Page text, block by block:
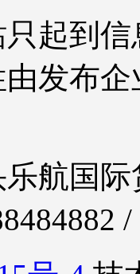
起到
发布
航国
/